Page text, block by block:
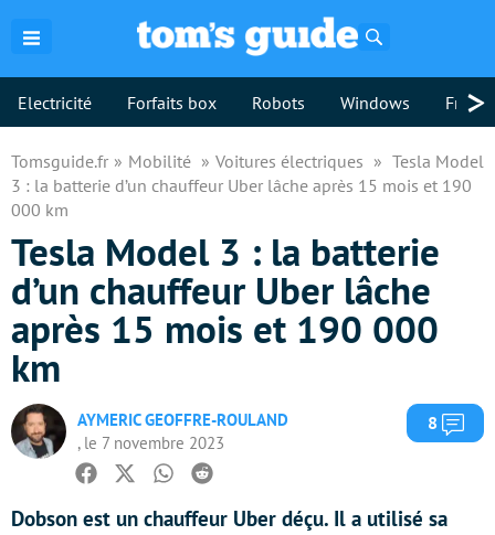
Electricité Forfaits box Robots Windows >
Tomsguide.fr Mobilité Voitures électriques
Tesla Model
3 : la batterie d’un chauffeur Uber lâche après 15 mois et 190
000 km
Tesla Model 3 : la batterie
d’un chauffeur Uber lâche
après 15 mois et 190 000
km
AYMERIC GEOFFRE-ROULAND
, le 7 novembre 2023
8
Facebook
TwitterWhatsapp
Reddit
Dobson est un chauffeur Uber déçu. Il a utilisé sa